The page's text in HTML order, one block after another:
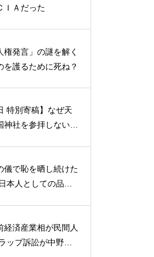
ＩＡだった
権発言」の謎を解く
を護るために死ね？
特別寄稿】なぜ天
神社を参拝しないの
儀で恥を晒し続けた
本人としての品格
経済産業相が民間人
ップ訴訟が中野昌